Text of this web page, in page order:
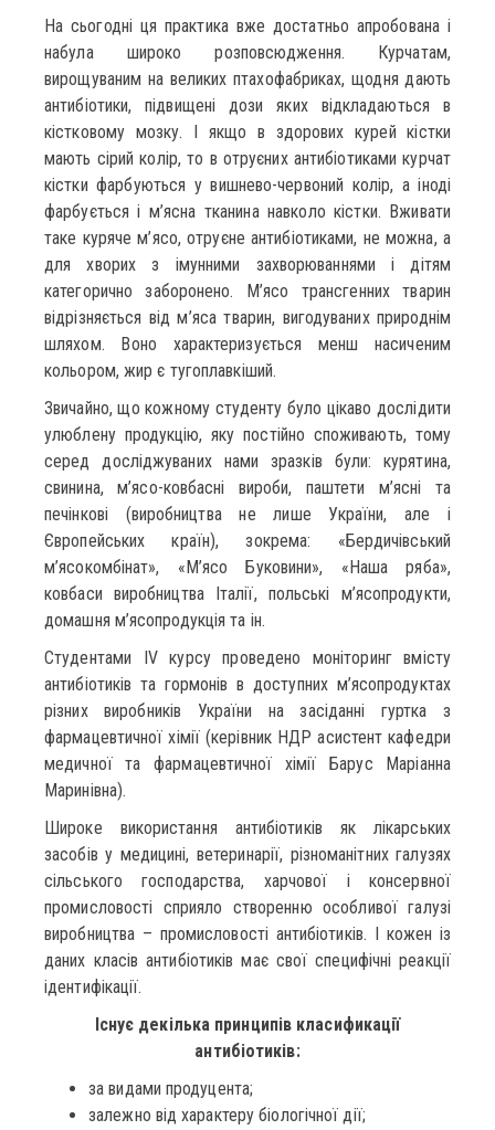
На сьогодні ця практика вже достатньо апробована і
набула широко розповсюдження. Курчатам,
вирощуваним на великих птахофабриках, щодня дають
антибіотики, підвищені дози яких відкладаються в
кістковому мозку. І якщо в здорових курей кістки
мають сірий колір, то в отруєних антибіотиками курчат
кістки фарбуються у вишнево-червоний колір, а іноді
фарбується і м’ясна тканина навколо кістки. Вживати
таке куряче м’ясо, отруєне антибіотиками, не можна, а
для хворих з імунними захворюваннями і дітям
категорично заборонено. М’ясо трансгенних тварин
відрізняється від м’яса тварин, вигодуваних природнім
шляхом. Воно характеризується менш насиченим
кольором, жир є тугоплавкіший.
Звичайно, що кожному студенту було цікаво дослідити
улюблену продукцію, яку постійно споживають, тому
серед досліджуваних нами зразків були: курятина,
свинина, м’ясо-ковбасні вироби, паштети м’ясні та
печінкові (виробництва не лише України, але і
Європейських країн), зокрема: «Бердичівський
м’ясокомбінат», «М’ясо Буковини», «Наша ряба»,
ковбаси виробництва Італії, польські м’ясопродукти,
домашня м’ясопродукція та ін.
Студентами IV курсу проведено моніторинг вмісту
антибіотиків та гормонів в доступних м’ясопродуктах
різних виробників України на засіданні гуртка з
фармацевтичної хімії (керівник НДР асистент кафедри
медичної та фармацевтичної хімії Барус Маріанна
Маринівна).
Широке використання антибіотиків як лікарських
засобів у медицині, ветеринарії, різноманітних галузях
сільського господарства, харчової і консервної
промисловості сприяло створенню особливої галузі
виробництва – промисловості антибіотиків. І кожен із
даних класів антибіотиків має свої специфічні реакції
ідентифікації.
Існує декілька принципів класификації
антибіотиків:
за видами продуцента;
залежно від характеру біологічної дії;